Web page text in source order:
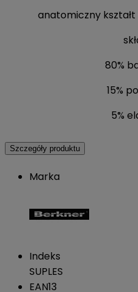
anatomiczny
80%
15%
5%
Szczegóły produktu
Marka
Indeks
SUPLES
EAN13